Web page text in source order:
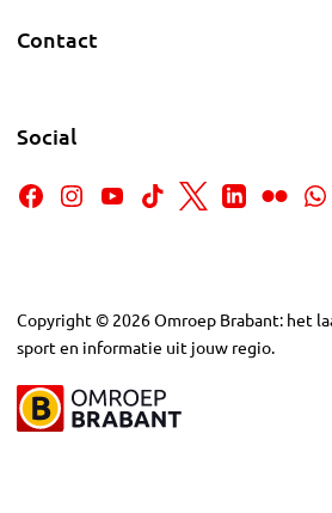
Contact
Social
Copyright © 2026Omroep Brabant: het
sport en informatie uit jouw regio.